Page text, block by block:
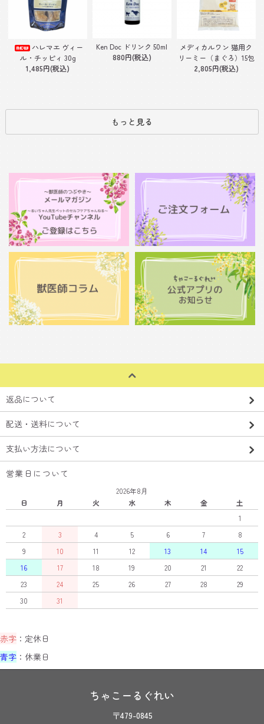
ハレマエ ヴィー
ル・チッピィ 30g
1,485円(税込)
Ken Doc ドリンク 50ml
880円(税込)
メディカルワン 猫用ク
リーミー（まぐろ）15包
2,805円(税込)
もっと見る
返品について
配送・送料について
支払い方法について
営業日について
2026年8月
日
月 火 水 木 金
土
1
2
3 4 5 6 7
8
9
10 11 12 13 14
15
16
17 18 19 20 21
22
23
24 25 26 27 28
29
30
31
赤字 ：定休日
青字 ：休業日
ちゃこーるぐれい
〒479-0845